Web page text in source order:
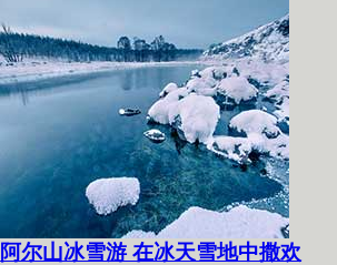
阿尔山冰雪游 在冰天雪地中撒欢